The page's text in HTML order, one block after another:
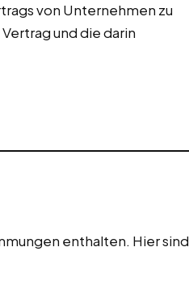
von Unternehmen zu
und die darin
enthalten. Hier sind